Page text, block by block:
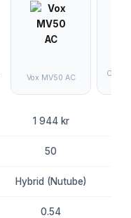
Vox MV50 AC
1 944 kr
50
Hybrid (Nutube)
0.54